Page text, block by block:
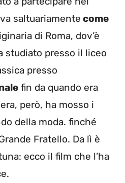
saltuariamente come
di Roma, dov’è
studiato presso il liceo
presso
fin da quando era
però, ha mosso i
della moda. finché
Fratello. Da lì è
ecco il film che l’ha